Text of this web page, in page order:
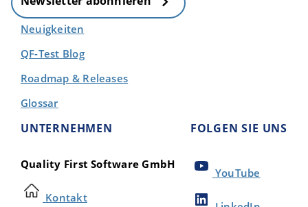
Neuigkeiten
QF-Test Blog
Roadmap & Releases
Glossar
UNTERNEHMEN
Quality First Software GmbH
Kontakt
FOLGEN SIE UNS
YouTube